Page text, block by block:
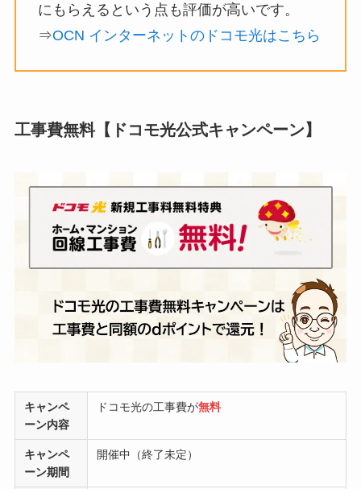
にもらえるという点も評価が高いです。
⇒OCN インターネットのドコモ光はこちら
工事費無料【ドコモ光公式キャンペーン】
キャンペ
ーン内容
ドコモ光の工事費が無料
キャンペ
ーン期間
開催中（終了未定）